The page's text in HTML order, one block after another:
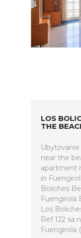
LOS
THE
near the
apartment
in
Boliches
Fuengirola
Los
Ref 122 sa
Fuengirola